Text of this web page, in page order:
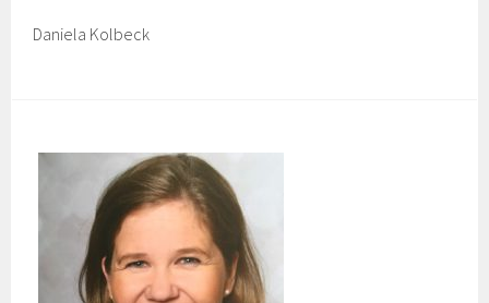
Daniela Kolbeck